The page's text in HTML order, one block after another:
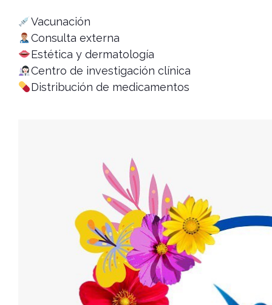
Vacunación
Consulta externa
Estética y dermatología
Centro de investigación clínica
Distribución de medicamentos